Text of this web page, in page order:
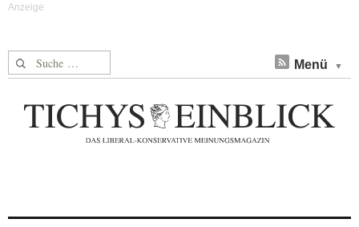
Suche nach: Menü